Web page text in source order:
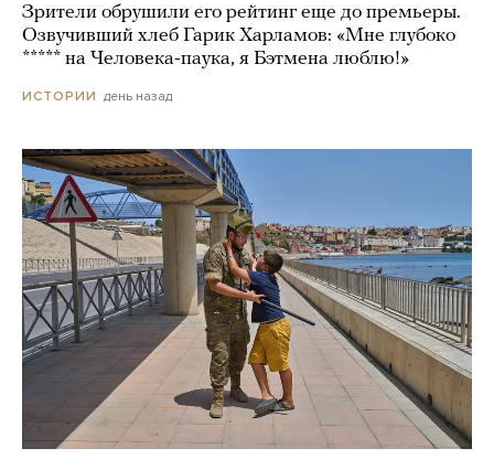
Зрители обрушили его рейтинг еще до премьеры.
Озвучивший хлеб Гарик Харламов: «Мне глубоко
***** на Человека-паука, я Бэтмена люблю!»
ИСТОРИИ день назад